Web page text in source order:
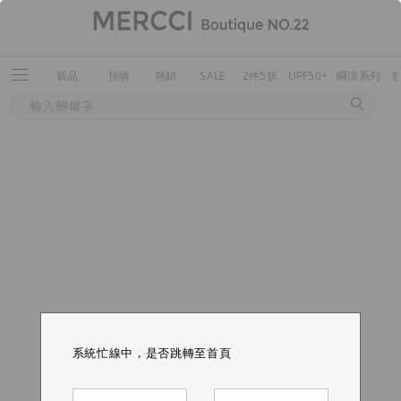
新品 預購 熱銷 SALE 2件5折 UPF50+ 瞬涼系列
系統忙線中，是否跳轉至首頁
系統忙線中，是否跳轉至首頁
系統忙線中，是否跳轉至首頁
系統忙線中，是否跳轉至首頁
系統忙線中，是否跳轉至首頁